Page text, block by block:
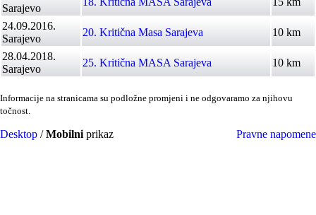
Sarajevo
24.09.2016.
Sarajevo
20. Kritična Masa Sarajeva
10 km
28.04.2018.
Sarajevo
25. Kritična MASA Sarajeva 10 km
Informacije na stranicama su podložne promjeni i ne odgovaramo za njihovu
točnost.
Desktop /Mobilni prikaz Pravne napomene